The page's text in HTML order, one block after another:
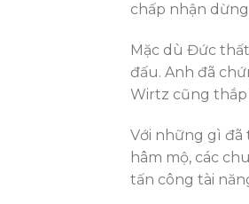
chấp nhận
Mặc dù Đức
đấu. Anh đã
Wirtz cũng thắp
Với những gì đã
hâm mộ, các
tấn công tài